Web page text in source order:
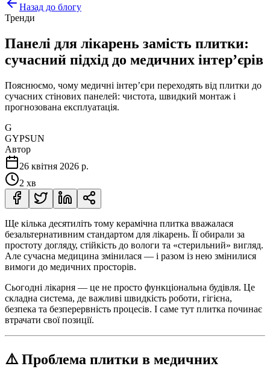
Назад до блогу
Тренди
Панелі для лікарень замість плитки:
сучасний підхід до медичних інтер’єрів
Пояснюємо, чому медичні інтер’єри переходять від плитки до
сучасних стінових панелей: чистота, швидкий монтаж і
прогнозована експлуатація.
G
GYPSUN
Автор
26 квітня 2026 р.
2 хв
Ще кілька десятиліть тому керамічна плитка вважалася
безальтернативним стандартом для лікарень. Її обирали за
простоту догляду, стійкість до вологи та «стерильний» вигляд.
Але сучасна медицина змінилася — і разом із нею змінилися
вимоги до медичних просторів.
Сьогодні лікарня — це не просто функціональна будівля. Це
складна система, де важливі швидкість роботи, гігієна,
безпека та безперервність процесів. І саме тут плитка починає
втрачати свої позиції.
⚠️ Проблема плитки в медичних